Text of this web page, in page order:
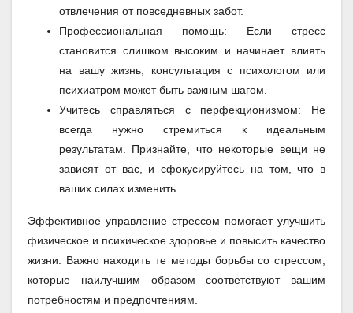
отвлечения от повседневных забот.
Профессиональная помощь: Если стресс
становится слишком высоким и начинает влиять
на вашу жизнь, консультация с психологом или
психиатром может быть важным шагом.
Учитесь справляться с перфекционизмом: Не
всегда нужно стремиться к идеальным
результатам. Признайте, что некоторые вещи не
зависят от вас, и сфокусируйтесь на том, что в
ваших силах изменить.
Эффективное управление стрессом помогает улучшить
физическое и психическое здоровье и повысить качество
жизни. Важно находить те методы борьбы со стрессом,
которые наилучшим образом соответствуют вашим
потребностям и предпочтениям.